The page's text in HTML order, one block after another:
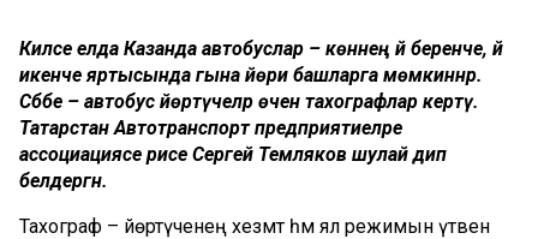
Киләсе елда Казанда автобуслар – көннең йә беренче, йә
икенче яртысында гына йөри башларга мөмкиннәр.
Сәбәбе – автобус йөртүчеләр өчен тахографлар кертү.
Татарстан Автотранспорт предприятиеләре
ассоциациясе рәисе Сергей Темляков шулай дип
белдергән.
Тахограф – йөртүченең хезмәт һәм ял режимын үтәвенә